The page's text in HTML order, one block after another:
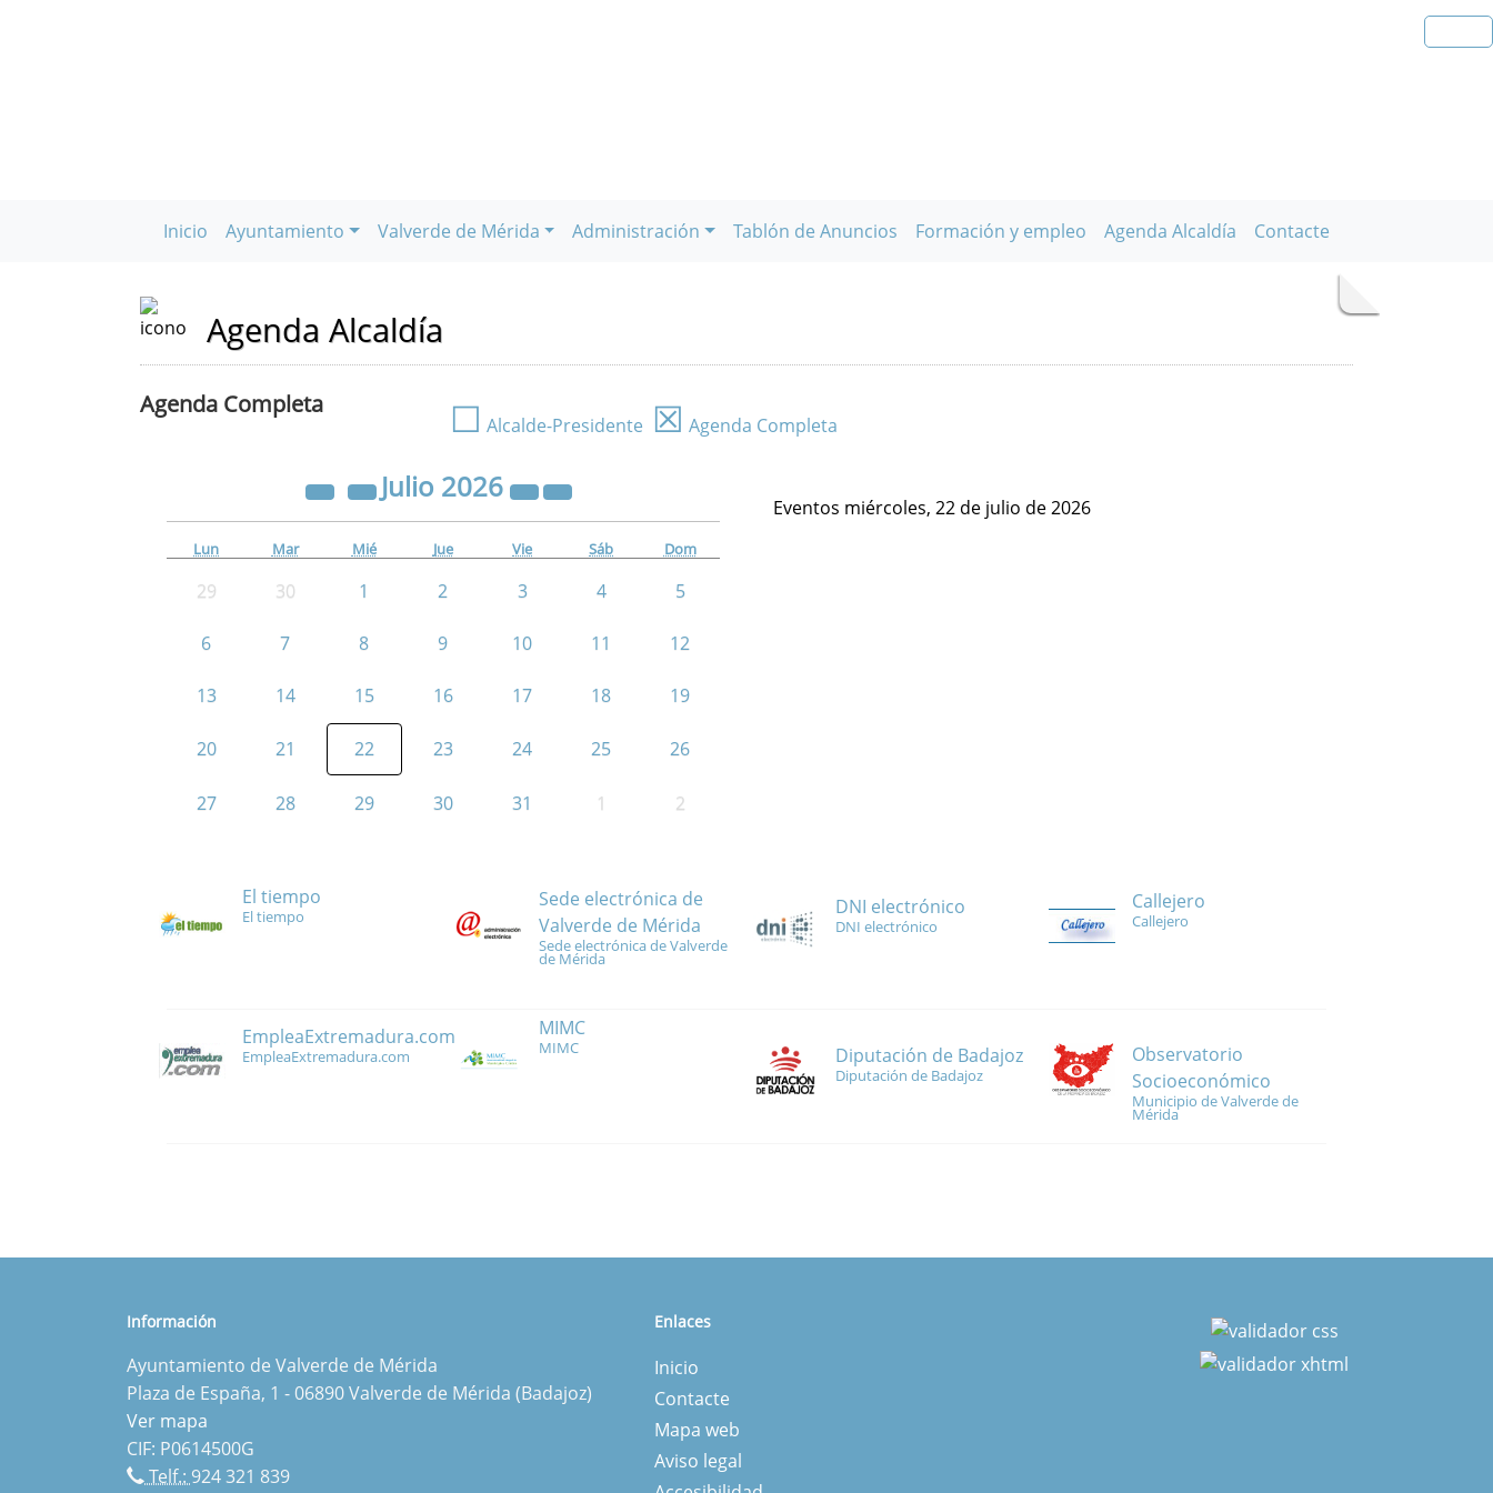
Inicio Ayuntamiento Valverde de Mérida Administración Tablón de Anuncios Formación y empleo Agenda Alcaldía Contacte
Agenda Alcaldía
Agenda Completa ☐ Alcalde-Presidente ☒ Agenda Completa
Julio 2026
Lun Mar Mié Jue Vie Sáb Dom
29 30 1 2 3 4 5
6 7 8 9 10 11 12
13 14 15 16 17 18 19
20 21 22 23 24 25 26
27 28 29 30 31 1 2
Eventos miércoles, 22 de julio de 2026
El tiempo
El tiempo
Sede electrónica de
Valverde de Mérida
Sede electrónica de Valverde
de Mérida
DNI electrónico
DNI electrónico
Callejero
Callejero
EmpleaExtremadura.com
EmpleaExtremadura.com
MIMC
MIMC Diputación de Badajoz
Diputación de Badajoz
Observatorio
Socioeconómico
Municipio de Valverde de
Mérida
Información
Ayuntamiento de Valverde de Mérida
Plaza de España, 1 - 06890 Valverde de Mérida (Badajoz)
Ver mapa
CIF: P0614500G
Telf.:924 321 839
Enlaces
Inicio
Contacte
Mapa web
Aviso legal